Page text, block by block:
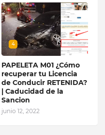
4
PAPELETA M01 ¿Cómo
recuperar tu Licencia
de Conducir RETENIDA?
| Caducidad de la
Sancion
junio 12, 2022